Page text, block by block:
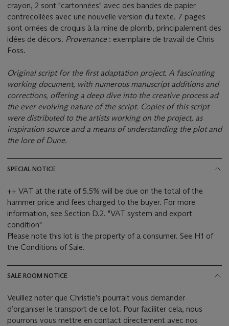
crayon, 2 sont "cartonnées" avec des bandes de papier
contrecollées avec une nouvelle version du texte. 7 pages
sont ornées de croquis à la mine de plomb, principalement des
idées de décors. Provenance : exemplaire de travail de Chris
Foss.
Original script for the first adaptation project. A fascinating
working document, with numerous manuscript additions and
corrections, offering a deep dive into the creative process ad
the ever evolving nature of the script. Copies of this script
were distributed to the artists working on the project, as
inspiration source and a means of understanding the plot and
the lore of Dune.
SPECIAL NOTICE
++ VAT at the rate of 5.5% will be due on the total of the
hammer price and fees charged to the buyer. For more
information, see Section D.2. "VAT system and export
condition"
Please note this lot is the property of a consumer. See H1 of
the Conditions of Sale.
SALE ROOM NOTICE
Veuillez noter que Christie’s pourrait vous demander
d’organiser le transport de ce lot. Pour faciliter cela, nous
pourrons vous mettre en contact directement avec nos